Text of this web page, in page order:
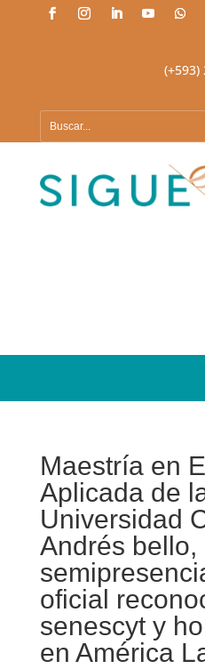
(+593)
Maestría en
Aplicada de
Universidad
Andrés bello,
oficial
senescyt y
en América